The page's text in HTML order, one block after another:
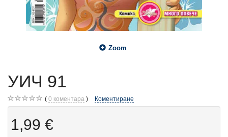
Zoom
УИЧ 91
0 коментара Коментиране
1,99 €